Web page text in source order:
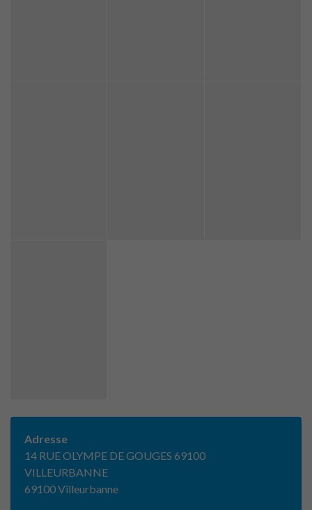
Adresse
14 RUE OLYMPE DE GOUGES 69100
VILLEURBANNE
69100 Villeurbanne